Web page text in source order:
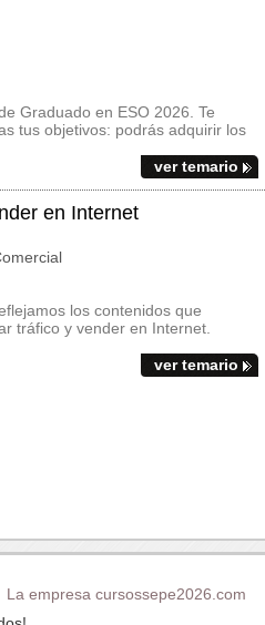
Graduado en ESO 2026. Te
tus objetivos: podrás adquirir los
ver temario
en Internet
los contenidos que
tráfico y vender en Internet.
ver temario
La empresa cursossepe2026.com